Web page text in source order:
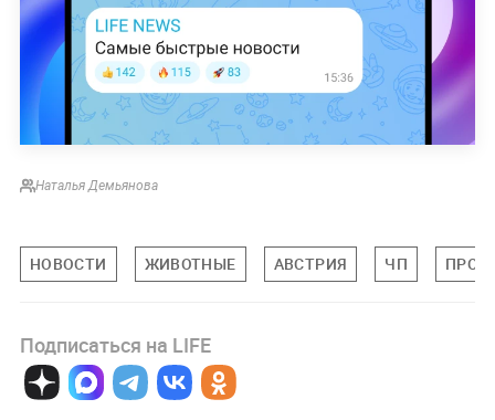
Наталья Демьянова
НОВОСТИ ЖИВОТНЫЕ АВСТРИЯ ЧП
Подписаться на LIFE